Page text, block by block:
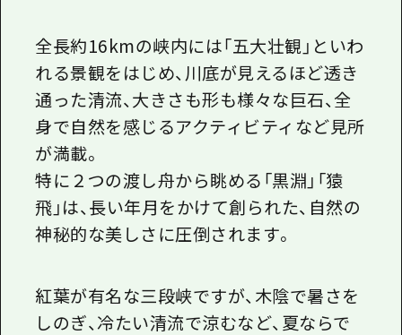
全長約16kmの峡内には「五大壮観」といわ
れる景観をはじめ、川底が見えるほど透き
通った清流、大きさも形も様々な巨石、全
身で自然を感じるアクティビティなど見所
が満載。
特に２つの渡し舟から眺める「黒淵」「猿
飛」は、長い年月をかけて創られた、自然の
神秘的な美しさに圧倒されます。
紅葉が有名な三段峡ですが、木陰で暑さを
しのぎ、冷たい清流で涼むなど、夏ならで